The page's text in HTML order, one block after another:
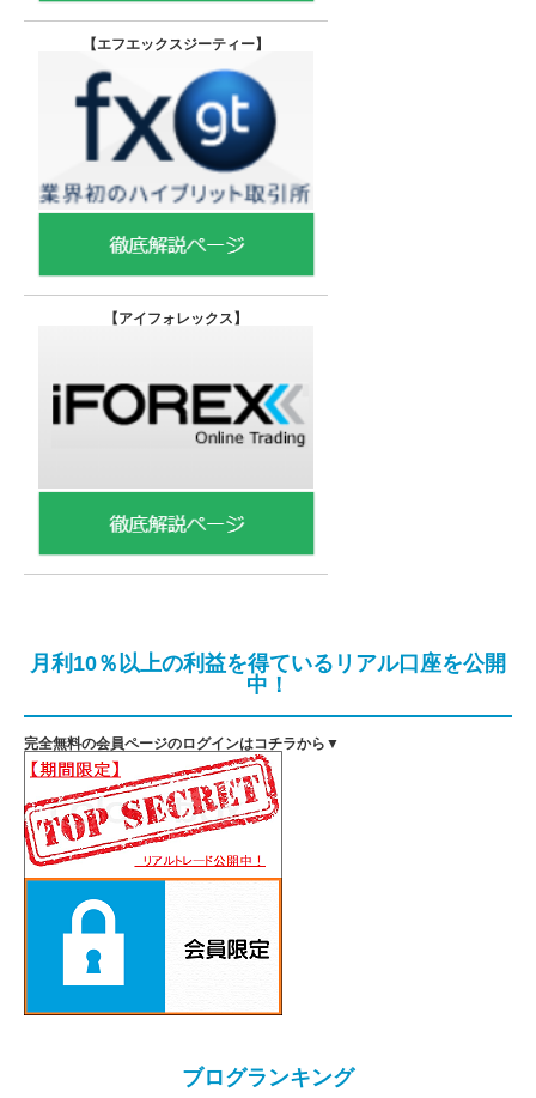
【エフエックスジーティー】
【アイフォレックス】
月利10％以上の利益を得ているリアル口座を公開
中！
完全無料の会員ページのログインはコチラから▼
ブログランキング